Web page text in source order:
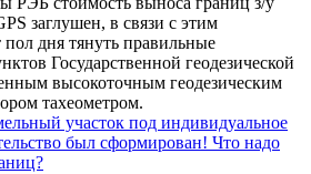
заглушен, в связи с этим
пол дня тянуть правильные
Государственной геодезической
высокоточным геодезическим
тахеометром.
участок под индивидуальное
был сформирован! Что надо